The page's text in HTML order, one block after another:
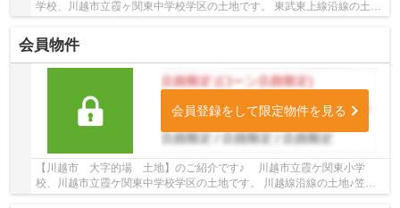
学校、川越市立霞ヶ関東中学校学区の土地です。 東武東上線沿線の土地
♪霞ヶ関駅徒歩13分の土地です。 お気軽にト...
会員物件
会員登録をして限定物件を見る
【川越市 大字的場 土地】のご紹介です♪ 川越市立霞ケ関東小学
校、川越市立霞ケ関東中学校学区の土地です。 川越線沿線の土地♪笠幡
駅徒歩13分の土地です。 お気軽にトゥルーズホー...